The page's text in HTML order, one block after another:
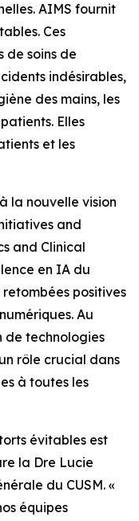
AIMS fournit
Ces
de soins de
indésirables,
des mains, les
Elles
et les
la nouvelle vision
and
and Clinical
en IA du
retombées positives
Au
technologies
rôle crucial dans
à toutes les
évitables est
la Dre Lucie
du CUSM. «
équipes